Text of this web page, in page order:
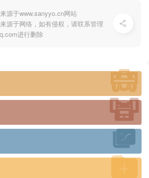
源于www.sanyyo.cn网站
源于网络，如有侵权，请联系管理
进行删除